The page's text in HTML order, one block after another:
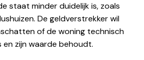
staat minder duidelijk is, zoals
De geldverstrekker wil
of de woning technisch
zijn waarde behoudt.